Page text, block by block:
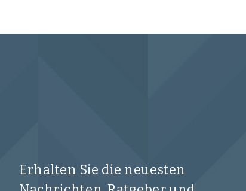
Erhalten Sie die neuesten